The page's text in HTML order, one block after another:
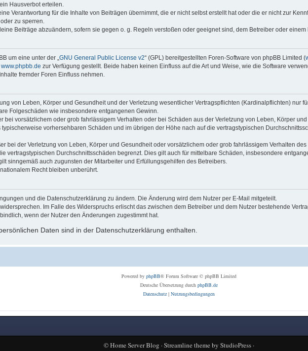
Hausverbot erteilen.
Verantwortung für die Inhalte von Beiträgen übernimmt, die er nicht selbst erstellt hat oder die er nicht zur
zu sperren.
Beiträge abzuändern, sofern sie gegen o. g. Regeln verstoßen oder geeignet sind, dem Betreiber oder einem
um eine unter der „GNU General Public License v2“ (GPL) bereitgestellten Foren-Software von phpBB Limited (
www.phpbb.de zur Verfügung gestellt. Beide haben keinen Einfluss auf die Art und Weise, wie die Software
fremder Foren Einfluss nehmen.
von Leben, Körper und Gesundheit und der Verletzung wesentlicher Vertragspflichten (Kardinalpflichten) nur
Folgeschäden wie insbesondere entgangenen Gewinn.
bei vorsätzlichem oder grob fahrlässigem Verhalten oder bei Schäden aus der Verletzung von Leben, Körper
vorhersehbaren Schäden und im übrigen der Höhe nach auf die vertragstypischen
bei der Verletzung von Leben, Körper und Gesundheit oder vorsätzlichem oder grob fahrlässigem Verhalten
vertragstypischen Durchschnittsschäden begrenzt. Dies gilt auch für mittelbare Schäden, insbesondere
sinngemäß auch zugunsten der Mitarbeiter und Erfüllungsgehilfen des Betreibers.
Recht bleiben unberührt.
und die Datenschutzerklärung zu ändern. Die Änderung wird dem Nutzer per E-Mail mitgeteilt.
Im Falle des Widerspruchs erlischt das zwischen dem Betreiber und dem Nutzer bestehende
wenn der Nutzer den Änderungen zugestimmt hat.
Daten sind in der Datenschutzerklärung enthalten.
Powered by phpBB® Forum Software © phpBB Limited
Deutsche Übersetzung durch phpBB.de
Datenschutz| Nutzungsbedingungen
©Home Server Blog ·Streamline themeby StudioPress·